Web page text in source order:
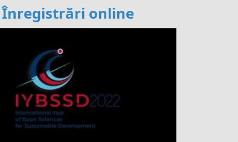
Înregistrări online